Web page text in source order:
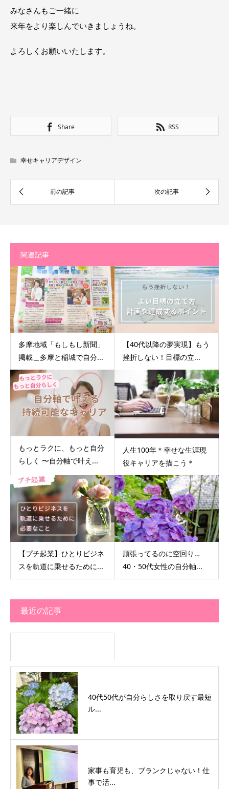
みなさんもご一緒に
来年をより楽しんでいきましょうね。
よろしくお願いいたします。
Share RSS
幸せキャリアデザイン
関連記事
多摩地域「もしもし新聞」
掲載＿多摩と稲城で自分...
【40代以降の夢実現】もう
挫折しない！目標の立...
もっとラクに、もっと自分
らしく 〜自分軸で叶え...
人生100年＊幸せな生涯現
役キャリアを描こう＊
【プチ起業】ひとりビジネ
スを軌道に乗せるために...
頑張ってるのに空回り…
40・50代女性の自分軸...
最近の記事
40代50代が自分らしさを取り戻す最短
ル...
家事も育児も、ブランクじゃない！仕
事で活...